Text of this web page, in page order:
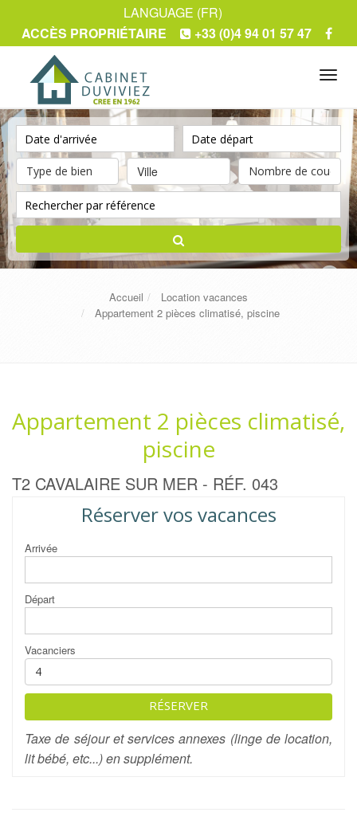
LANGUAGE (FR)
ACCÈS PROPRIÉTAIRE
+33 (0)4 94 01 57 47
Ville
Accueil
Location vacances
Appartement 2 pièces climatisé, piscine
Appartement 2 pièces climatisé,
piscine
T2 CAVALAIRE SUR MER - RÉF. 043
Réserver vos vacances
Arrivée
Départ
Vacanciers
RÉSERVER
Taxe de séjour et services annexes (linge de location,
lit bébé, etc...) en supplément.